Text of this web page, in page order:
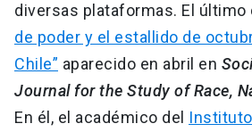
diversas plataformas. El último
de poder y el estallido de
Chile” aparecido en abril en
Journal for the Study of Race,
En él, el académico del